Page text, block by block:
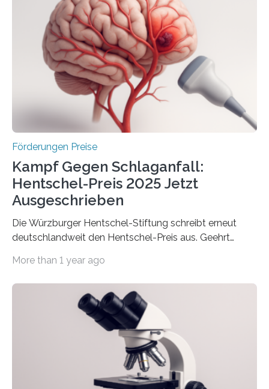
Industrieforschungsprogramme Industrielle
Gemeinschaftsforschung (IGF), Zentrales
Innovationsprogramm Mittelstand (ZIM) und
Innovationskompetenz INNO-KOM. Auf dem
Innovationstag Mittelstand 2025 am 5. Juni 2025 in
Berlin überbrachte das Bundesministerium für
Wirtschaft und Energie eine gute Nachricht:
Überplanmäßige Verpflichtungsermächtigungen in
Förderungen Preise
Kampf Gegen Schlaganfall:
Hentschel-Preis 2025 Jetzt
Ausgeschrieben
Die Würzburger Hentschel-Stiftung schreibt erneut
deutschlandweit den Hentschel-Preis aus. Geehrt
hochrangige wissenschaftliche Publikation zum Thema
Schlaganfall“ mit Sitz in Würzburg fördert die
Schlaganfallforschung, um die Behandlung der
Betroffenen zu verbessern. Dazu schreibt sie auch in
diesem Jahr wieder deutschlandweit den Hentschel-
Preis aus. Er richtet sich gezielt an jüngere
Forscherinnen und Forscher unter 40 Jahren. Geehrt
werden soll eine herausragende Doktorarbeit oder eine
More than 1 year ago